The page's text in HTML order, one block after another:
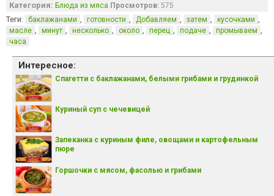
Категория: Блюда из мяса Просмотров: 575
Теги: баклажанами , готовности , Добавляем , затем , кусочками ,
масле , минут , несколько , около , перец , подаче , промываем ,
часа
Интересное:
Спагетти с баклажанами, белыми грибами и грудинкой
Куриный суп с чечевицей
Запеканка с куриным филе, овощами и картофельным
пюре
Горшочки с мясом, фасолью и грибами